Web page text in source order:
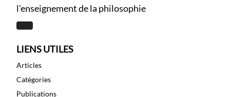
l'enseignement de la philosophie
LIENS UTILES
Articles
Catégories
Publications